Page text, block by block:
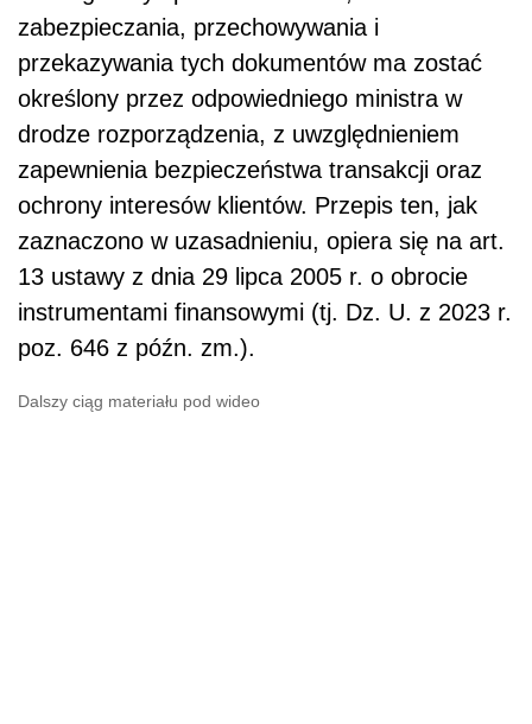
zabezpieczania, przechowywania i
przekazywania tych dokumentów ma zostać
określony przez odpowiedniego ministra w
drodze rozporządzenia, z uwzględnieniem
zapewnienia bezpieczeństwa transakcji oraz
ochrony interesów klientów. Przepis ten, jak
zaznaczono w uzasadnieniu, opiera się na art.
13 ustawy z dnia 29 lipca 2005 r. o obrocie
instrumentami finansowymi (tj. Dz. U. z 2023 r.
poz. 646 z późn. zm.).
Dalszy ciąg materiału pod wideo